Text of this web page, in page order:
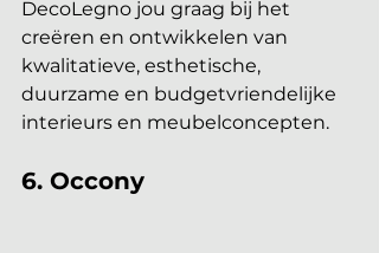
DecoLegno jou graag bij het
creëren en ontwikkelen van
kwalitatieve, esthetische,
duurzame en budgetvriendelijke
interieurs en meubelconcepten.
6. Occony